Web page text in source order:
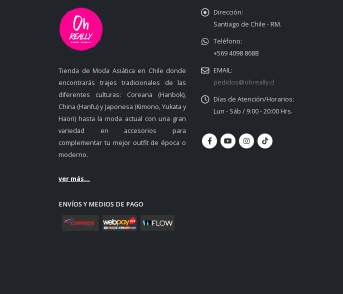
Tienda de Moda Asiática en Chile donde
encontrarás trajes tradicionales de las
diferentes culturas: Coreana (Hanbok),
China (Hanfu) y Japonesa (Kimono, Yukata y
Haori) hasta la moda actual con una gran
variedad en accesorios para
complementar tu mejor outfit de época o
moderno.
ver más...
ENVÍOS Y MEDIOS DE PAGO
Dirección:
Santiago de Chile - RM.
Teléfono:
+569 4098 8688
EMAIL:
pedidos@ohreally.cl
Días de Atención/Horarios:
Lun - Sáb / 9:00 - 20:00 Hrs.